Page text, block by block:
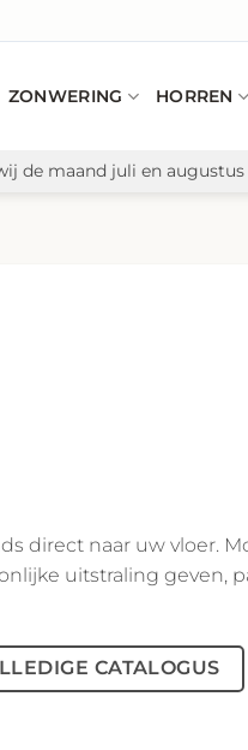
ZONWERING HORREN
de maand juli en
direct naar uw vloer.
uitstraling geven,
CATALOGUS